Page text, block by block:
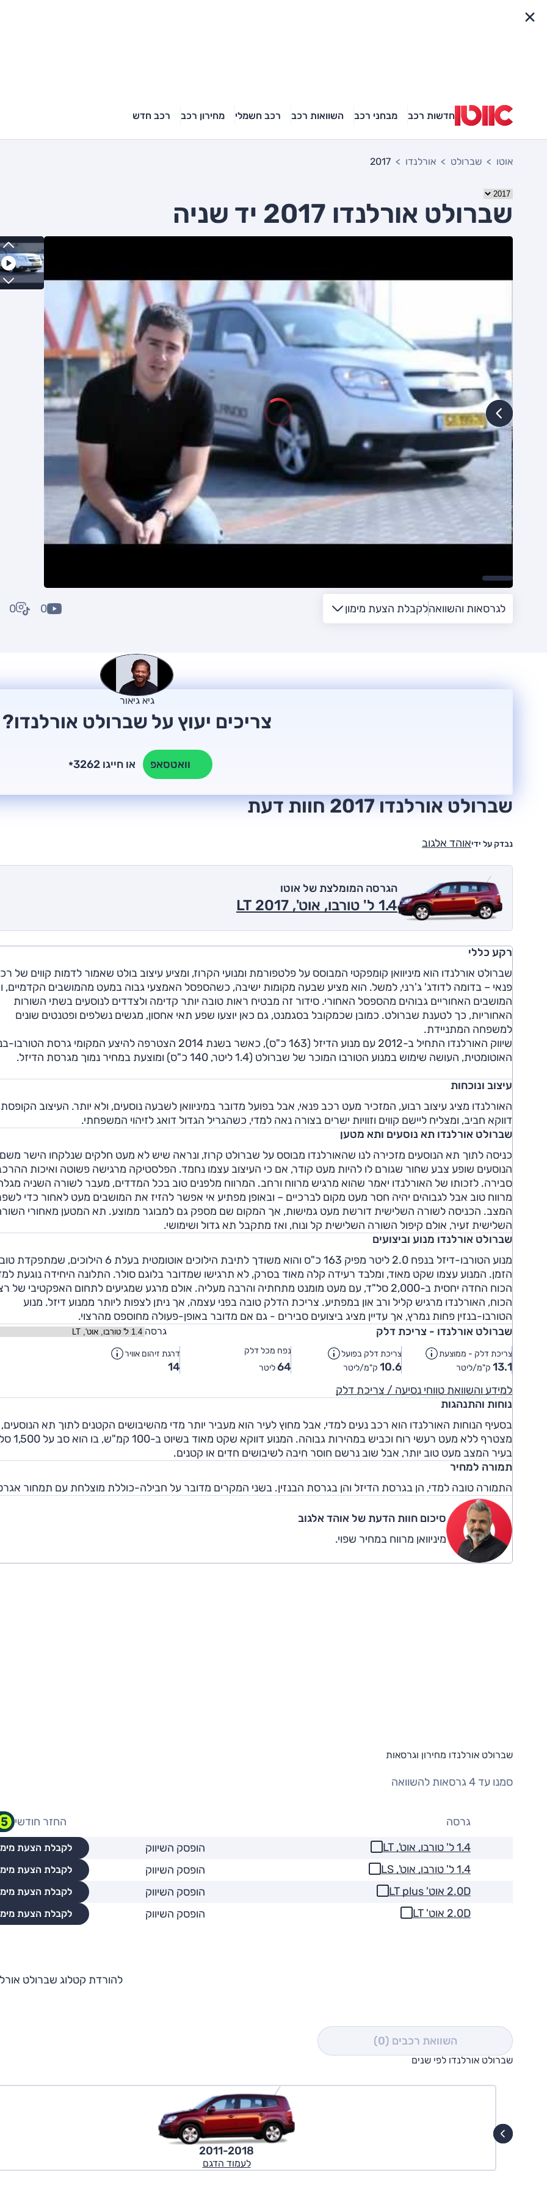
חדשות רכב מבחני רכב השוואות רכב רכב חשמלי מחירון רכב רכב חדש
אוטו שברולט אורלנדו 2017
שברולט אורלנדו 2017 יד שניה
לגרסאות והשוואהלקבלת הצעת מימון 0
0
גיא גיאור
צריכים יעוץ על שברולט אורלנדו?
וואטסאפ * או חייגו 3262
שברולט אורלנדו 2017 חוות דעת
נבדק על ידיאוהד אלגוב
הגרסה המומלצת של אוטו
1.4 ל' טורבו, אוט', LT 2017
רקע כללי
שברולט אורלנדו הוא מיניוואן קומפקטי המבוסס על פלטפורמת ומנועי הקרוז, ומציע עיצוב בולט שאמור לדמות קווים של
פנאי – בדומה לדודג' ג'רני, למשל. הוא מציע שבעה מקומות ישיבה, כשהספסל האמצעי גבוה במעט מהמושבים הקדמיים,
המושבים האחוריים גבוהים מהספסל האחורי. סידור זה מבטיח ראות טובה יותר קדימה ולצדדים לנוסעים בשתי השורות
האחוריות, כך לטענת שברולט. כמובן שכמקובל בסגמנט, גם כאן יוצעו שפע תאי אחסון, מגשים נשלפים ופטנטים שונים
למשפחה המתניידת.
שיווק האורלנדו התחיל ב-2012 עם מנוע הדיזל (163 כ"ס), כאשר בשנת 2014 הצטרפה להיצע המקומי גרסת
האוטומטית, העושה שימוש במנוע הטורבו המוכר של שברולט (1.4 ליטר, 140 כ"ס) ומוצעת במחיר נמוך מגרסת הדיזל.
עיצוב ונוכחות
האורלנדו מציג עיצוב רבוע, המזכיר מעט רכב פנאי, אבל בפועל מדובר במיניוואן לשבעה נוסעים, ולא יותר. העיצוב
דווקא חביב, ומצליח ליישם קווים וזוויות ישרים בצורה נאה למדי, כשהגריל הגדול דואג לזיהוי המשפחתי.
שברולט אורלנדו תא נוסעים ותא מטען
כניסה לתוך תא הנוסעים מזכירה לנו שהאורלנדו מבוסס על שברולט קרוז, ונראה שיש לא מעט חלקים שנלקחו הישר
הנוסעים שופע צבע שחור שגורם לו להיות מעט קודר, אם כי העיצוב עצמו נחמד. הפלסטיקה מרגישה פשוטה ואיכות
סבירה. לזכותו של האורלנדו יאמר שהוא מרגיש מרווח ורחב. המרווח מלפנים טוב בכל המדדים, מעבר לשורה השניה
מרווח טוב אבל לגבוהים יהיה חסר מעט מקום לברכיים – ובאופן מפתיע אי אפשר להזיז את המושבים מעט לאחור כדי
המצב. הכניסה לשורה השלישית דורשת מעט גמישות, אך המקום שם מספק גם למבוגר ממוצע. תא המטען מאחורי
השלישית זעיר, אולם קיפול השורה השלישית קל ונוח, ואז מתקבל תא גדול ושימושי.
שברולט אורלנדו מנוע וביצועים
מנוע הטורבו-דיזל בנפח 2.0 ליטר מפיק 163 כ"ס והוא משודך לתיבת הילוכים אוטומטית בעלת 6
הזמן. המנוע עצמו שקט מאוד, ומלבד רעידה קלה מאוד בסרק, לא תרגישו שמדובר בלוגם סולר. התלונה היחידה נוגעת
הכוח החדה יחסית ב-2,000 סל"ד, עם מעט מומנט מתחתיה והרבה מעליה. אולם מרגע שמגיעים לתחום האפקטיבי של
הכוח, האורלנדו מרגיש קליל ורב און במפתיע. צריכת הדלק טובה בפני עצמה, אך ניתן לצפות ליותר ממנוע דיזל. מנוע
הטורבו-בנזין פחות נמרץ, אך עדיין מציג ביצועים סבירים - גם אם מדובר באופן-פעולה מחוספס מהרצוי.
שברולט אורלנדו - צריכת דלק
גרסה
צריכת דלק - ממוצעת
13.1 ק"מ/ליטר
צריכת דלק בפועל
10.6 ק"מ/ליטר
נפח מכל דלק
64ליטר
דרגת זיהום אוויר
14
למידע והשוואת טווחי נסיעה / צריכת דלק
נוחות והתנהגות
בסעיף הנוחות האורלנדו הוא רכב נעים למדי, אבל מחוץ לעיר הוא מעביר יותר מדי מהשיבושים הקטנים לתוך תא הנוסעים,
מצטרף ללא מעט רעשי רוח וכביש
בעיר המצב מעט טוב יותר, אבל שוב נרשם חוסר חיבה לשיבושים חדים או קטנים.
תמורה למחיר
התמורה טובה למדי, הן בגרסת הדיזל והן בגרסת הבנזין. בשני המקרים מדובר על חבילה-כוללת מוצלחת עם תמחור
סיכום חוות הדעת של אוהד אלגוב
מיניוואן מרווח במחיר שפוי.
שברולט אורלנדו מחירון וגרסאות
סמנו עד 4 גרסאות להשוואה
גרסה
החזר חודשי
1.4 ל' טורבו, אוט', LT
הופסק השיווק לקבלת הצעת
1.4 ל' טורבו, אוט', LS הופסק השיווק לקבלת הצעת
2.0D אוט' LT plus הופסק השיווק לקבלת הצעת
2.0D אוט' LT הופסק השיווק לקבלת הצעת
להורדת קטלוג שברולט
השוואת רכבים (0)
שברולט אורלנדו לפי שנים
2011-2018
לעמוד הדגם